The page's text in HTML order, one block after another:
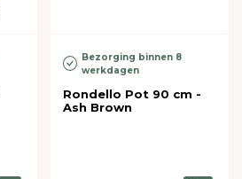
Bezorging binnen 8
werkdagen
Rondello Pot 90 cm -
Ash Brown